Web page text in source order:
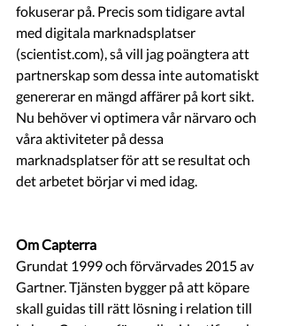
fokuserar på. Precis som tidigare avtal
med digitala marknadsplatser
(scientist.com), så vill jag poängtera att
partnerskap som dessa inte automatiskt
genererar en mängd affärer på kort sikt.
Nu behöver vi optimera vår närvaro och
våra aktiviteter på dessa
marknadsplatser för att se resultat och
det arbetet börjar vi med idag.
Om Capterra
Grundat 1999 och förvärvades 2015 av
Gartner. Tjänsten bygger på att köpare
skall guidas till rätt lösning i relation till